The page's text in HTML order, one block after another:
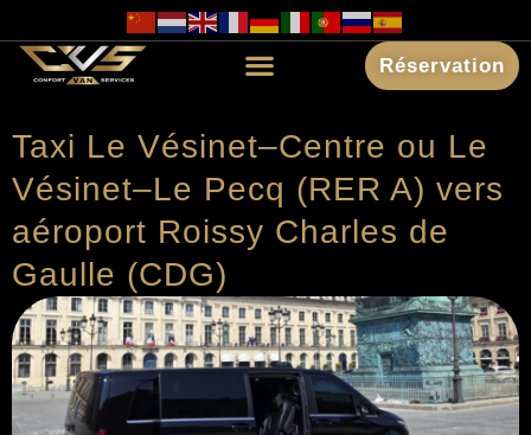
Réservation
Taxi Le Vésinet–Centre ou Le
Vésinet–Le Pecq (RER A) vers
aéroport Roissy Charles de
Gaulle (CDG)